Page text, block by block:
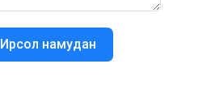
Ирсол намудан